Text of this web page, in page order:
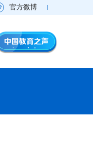
官方微博